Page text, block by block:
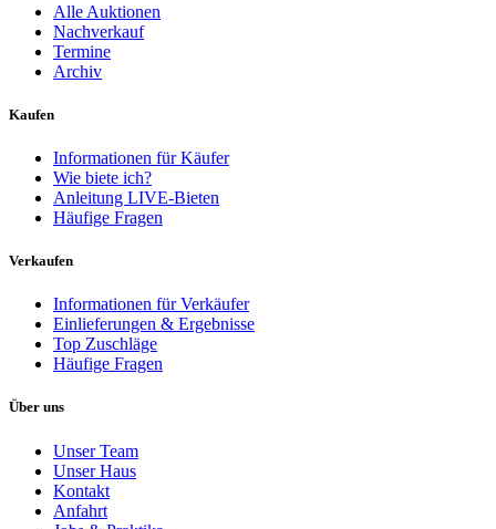
Alle Auktionen
Nachverkauf
Termine
Archiv
Kaufen
Informationen für Käufer
Wie biete ich?
Anleitung LIVE-Bieten
Häufige Fragen
Verkaufen
Informationen für Verkäufer
Einlieferungen & Ergebnisse
Top Zuschläge
Häufige Fragen
Über uns
Unser Team
Unser Haus
Kontakt
Anfahrt